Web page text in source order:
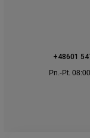
+48601
Pn.-Pt.